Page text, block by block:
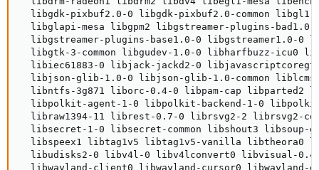
libgdk-pixbuf2.0-0 libgdk-pixbuf2.0-common
libglapi-mesa libgpm2 libgstreamer-plugins-bad1.0-
libgstreamer-plugins-base1.0-0 libgstreamer1.0-0
libgtk-3-common libgudev-1.0-0 libharfbuzz-icu0
libiec61883-0 libjack-jackd2-0
libjson-glib-1.0-0 libjson-glib-1.0-common
libntfs-3g871 liborc-0.4-0 libpam-cap libparted2
libpolkit-agent-1-0 libpolkit-backend-1-0
libraw1394-11 librest-0.7-0 librsvg2-2 librsvg2-
libsecret-1-0 libsecret-common libshout3 libsoup-
libspeex1 libtag1v5 libtag1v5-vanilla libtheora0
libudisks2-0 libv4l-0 libv4lconvert0 libvisual-
libwayland-client0 libwayland-cursor0 libwayland-